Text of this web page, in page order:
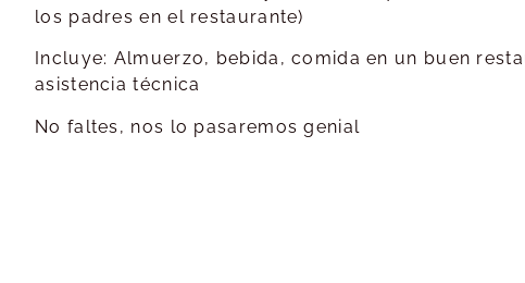
los padres en el restaurante)
Incluye: Almuerzo, bebida, comida en un buen
asistencia técnica
No faltes, nos lo pasaremos genial